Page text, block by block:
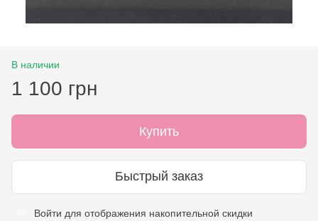
В наличии
1 100 грн
Купить
Быстрый заказ
Войти для отображения накопительной скидки